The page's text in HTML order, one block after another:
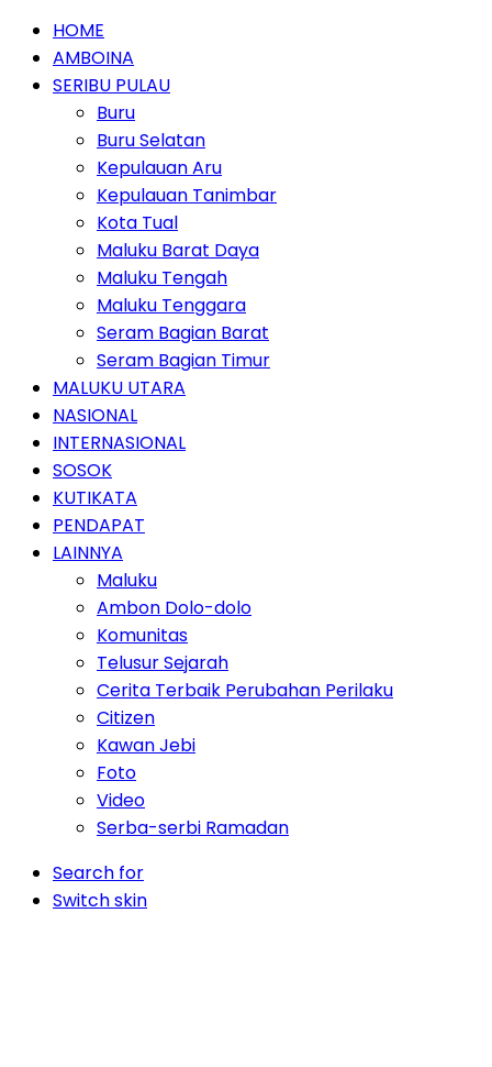
HOME
AMBOINA
SERIBU PULAU
Buru
Buru Selatan
Kepulauan Aru
Kepulauan Tanimbar
Kota Tual
Maluku Barat Daya
Maluku Tengah
Maluku Tenggara
Seram Bagian Barat
Seram Bagian Timur
MALUKU UTARA
NASIONAL
INTERNASIONAL
SOSOK
KUTIKATA
PENDAPAT
LAINNYA
Maluku
Ambon Dolo-dolo
Komunitas
Telusur Sejarah
Cerita Terbaik Perubahan Perilaku
Citizen
Kawan Jebi
Foto
Video
Serba-serbi Ramadan
Search for
Switch skin